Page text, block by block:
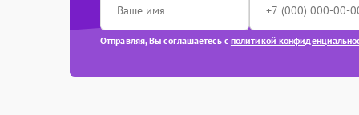
Отправляя, Вы соглашаетесь с политикой